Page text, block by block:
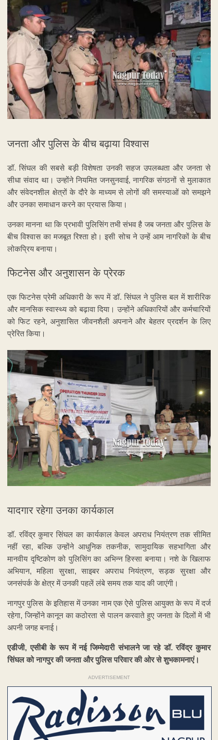
जनता और पुलिस के बीच बढ़ाया विश्वास
डॉ. सिंघल की सबसे बड़ी विशेषता उनकी सहज उपलब्धता और जनता से
सीधा संवाद था। उन्होंने नियमित जनसुनवाई, नागरिक संगठनों से मुलाकात
और संवेदनशील क्षेत्रों के दौरे के माध्यम से लोगों की समस्याओं को समझने
और उनका समाधान करने का प्रयास किया।
उनका मानना था कि प्रभावी पुलिसिंग तभी संभव है जब जनता और पुलिस के
बीच विश्वास का मजबूत रिश्ता हो। इसी सोच ने उन्हें आम नागरिकों के बीच
लोकप्रिय बनाया।
फिटनेस और अनुशासन के प्रेरक
एक फिटनेस प्रेमी अधिकारी के रूप में डॉ. सिंघल ने पुलिस बल में शारीरिक
और मानसिक स्वास्थ्य को बढ़ावा दिया। उन्होंने अधिकारियों और कर्मचारियों
को फिट रहने, अनुशासित जीवनशैली अपनाने और बेहतर प्रदर्शन के लिए
प्रेरित किया।
यादगार रहेगा उनका कार्यकाल
डॉ. रविंद्र कुमार सिंघल का कार्यकाल केवल अपराध नियंत्रण तक सीमित
नहीं रहा, बल्कि उन्होंने आधुनिक तकनीक, सामुदायिक सहभागिता और
मानवीय दृष्टिकोण को पुलिसिंग का अभिन्न हिस्सा बनाया। नशे के खिलाफ
अभियान, महिला सुरक्षा, साइबर अपराध नियंत्रण, सड़क सुरक्षा और
जनसंपर्क के क्षेत्र में उनकी पहलें लंबे समय तक याद की जाएंगी।
नागपुर पुलिस के इतिहास में उनका नाम एक ऐसे पुलिस आयुक्त के रूप में दर्ज
रहेगा, जिन्होंने कानून का कठोरता से पालन करवाते हुए जनता के दिलों में भी
अपनी जगह बनाई।
एडीजी, एसीबी के रूप में नई जिम्मेदारी संभालने जा रहे डॉ. रविंद्र कुमार
सिंघल को नागपुर की जनता और पुलिस परिवार की ओर से शुभकामनाएं।
ADVERTISEMENT